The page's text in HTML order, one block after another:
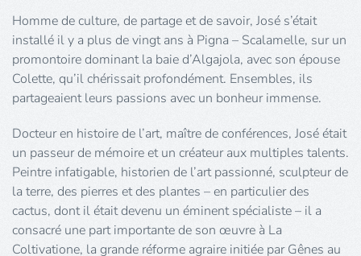
Homme de culture, de partage et de savoir, José s’était
installé il y a plus de vingt ans à Pigna – Scalamelle, sur un
promontoire dominant la baie d’Algajola, avec son épouse
Colette, qu’il chérissait profondément. Ensembles, ils
partageaient leurs passions avec un bonheur immense.
Docteur en histoire de l’art, maître de conférences, José était
un passeur de mémoire et un créateur aux multiples talents.
Peintre infatigable, historien de l’art passionné, sculpteur de
la terre, des pierres et des plantes – en particulier des
cactus, dont il était devenu un éminent spécialiste – il a
consacré une part importante de son œuvre à La
Coltivatione, la grande réforme agraire initiée par Gênes au